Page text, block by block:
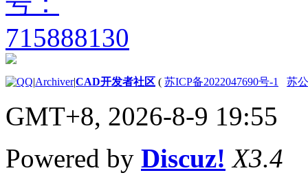
|Archiver|CAD开发者社区 ( 苏ICP备2022047690号-1 苏
GMT+8, 2026-8-9 19:55
Powered by Discuz! X3.4